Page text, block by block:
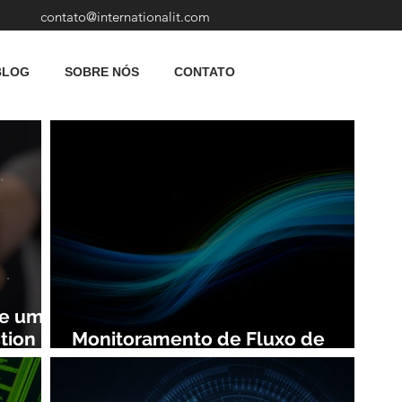
contato@internationalit.com
SOBRE NÓS CONTATO
uma
Monitoramento de Fluxo de
Rede: Vantagens e Benefícios